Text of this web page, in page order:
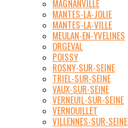
MAGNANVILLE
MANTES-LA-JOLIE
MANTES-LA-VILLE
MEULAN-EN-YVELINES
ORGEVAL
POISSY
ROSNY-SUR-SEINE
TRIEL-SUR-SEINE
VAUX-SUR-SEINE
VERNEUIL-SUR-SEINE
VERNOUILLET
VILLENNES-SUR-SEINE